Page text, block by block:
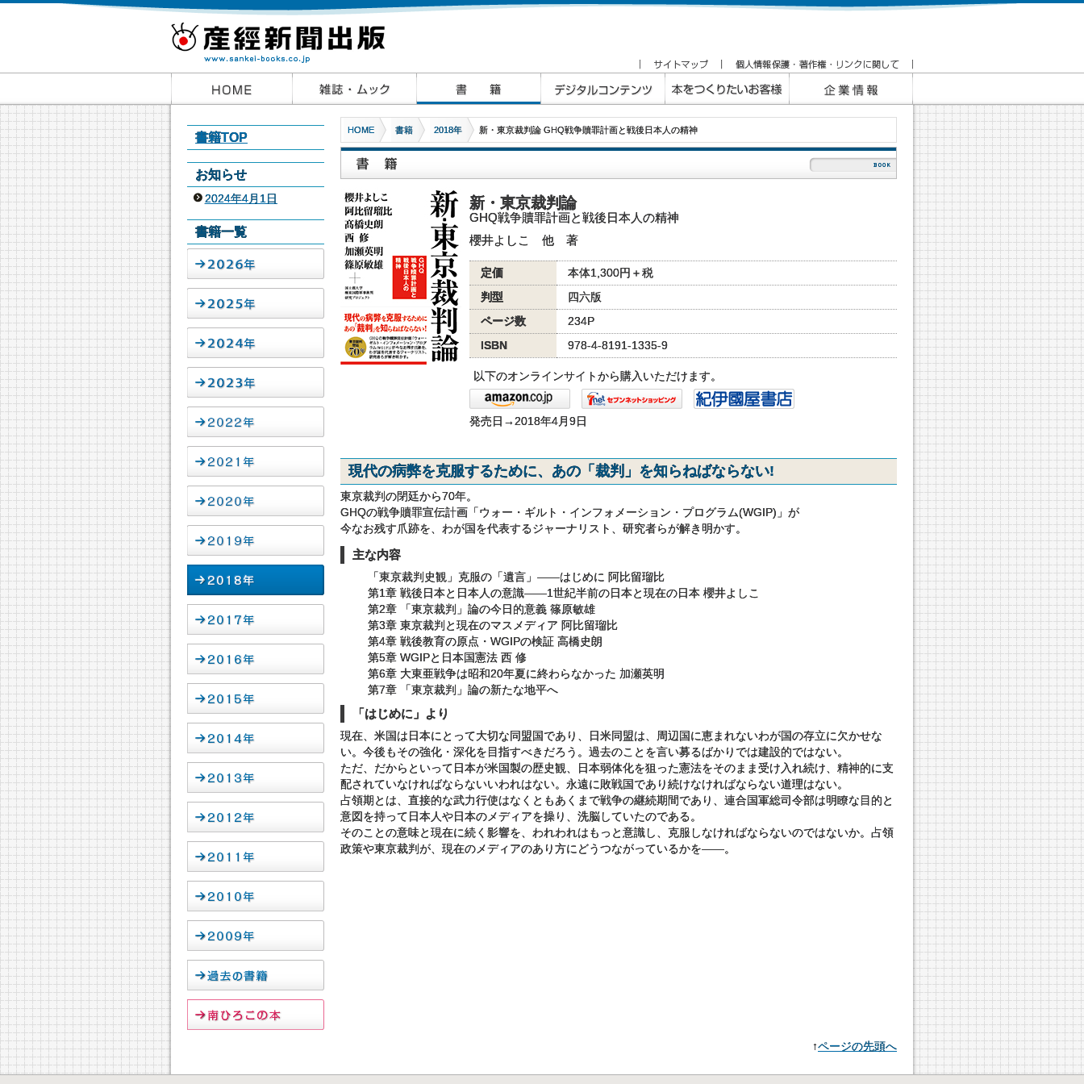
書籍TOP
お知らせ
2024年4月1日
書籍一覧
HOME 書籍 2018年 新・東京裁判論 GHQ戦争贖罪計画と戦後日本人の精神
新・東京裁判論
GHQ戦争贖罪計画と戦後日本人の精神
櫻井よしこ 他 著
定価
本体1,300円＋税
判型
四六版
ページ数
234P
ISBN
978-4-8191-1335-9
以下のオンラインサイトから購入いただけます。
発売日→2018年4月9日
現代の病弊を克服するために、あの「裁判」を知らねばならない!
東京裁判の閉廷から70年。
GHQの戦争贖罪宣伝計画「ウォー・ギルト・インフォメーション・プログラム(WGIP)」が
今なお残す爪跡を、わが国を代表するジャーナリスト、研究者らが解き明かす。
主な内容
「東京裁判史観」克服の「遺言」――はじめに 阿比留瑠比
第1章 戦後日本と日本人の意識――1世紀半前の日本と現在の日本 櫻井よしこ
第2章 「東京裁判」論の今日的意義 篠原敏雄
第3章 東京裁判と現在のマスメディア 阿比留瑠比
第4章 戦後教育の原点・WGIPの検証 高橋史朗
第5章 WGIPと日本国憲法 西 修
第6章 大東亜戦争は昭和20年夏に終わらなかった 加瀬英明
第7章 「東京裁判」論の新たな地平へ
「はじめに」より
現在、米国は日本にとって大切な同盟国であり、日米同盟は、周辺国に恵まれないわが国の存立に欠かせな
い。今後もその強化・深化を目指すべきだろう。過去のことを言い募るばかりでは建設的ではない。
ただ、だからといって日本が米国製の歴史観、日本弱体化を狙った憲法をそのまま受け入れ続け、精神的に支
配されていなければならないいわれはない。永遠に敗戦国であり続けなければならない道理はない。
占領期とは、直接的な武力行使はなくともあくまで戦争の継続期間であり、連合国軍総司令部は明瞭な目的と
意図を持って日本人や日本のメディアを操り、洗脳していたのである。
そのことの意味と現在に続く影響を、われわれはもっと意識し、克服しなければならないのではないか。占領
政策や東京裁判が、現在のメディアのあり方にどうつながっているかを――。
↑ページの先頭へ